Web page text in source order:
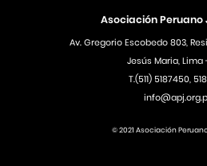
Asociación Peruano
Av. Gregorio Escobedo 803,
Jesús Maria, Lima
T.(511) 5187450,
© 2021 Asociación